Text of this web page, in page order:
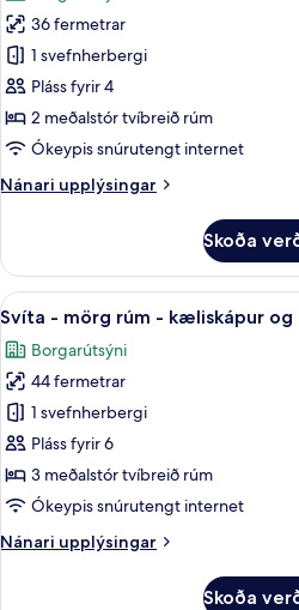
og
örbylgjuofn
(with
Sofabed)
fyrir
Standard-
herbergi
-
2
meðalstór
tvíbreið
arinn
36 fermetrar
1 svefnherbergi
Pláss fyrir 4
2 meðalstór tvíbreið rúm
Ókeypis snúrutengt internet
Nánari upplýsingar
Nánari
herbergi
2
tvíbreið
rúm
arinn
Skoða
Skoða
allar
myndir
fyrir
Svíta
-
mörg
rúm
kæliskápur
10
Svíta - mörg rúm - kæliskápur
Borgarútsýni
44 fermetrar
1 svefnherbergi
Pláss fyrir 6
3 meðalstór tvíbreið rúm
Ókeypis snúrutengt internet
Nánari upplýsingar
Nánari
Skoða